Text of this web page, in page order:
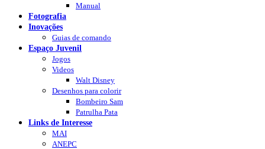
Manual
Fotografia
Inovações
Guias de comando
Espaço Juvenil
Jogos
Videos
Walt Disney
Desenhos para colorir
Bombeiro Sam
Patrulha Pata
Links de Interesse
MAI
ANEPC